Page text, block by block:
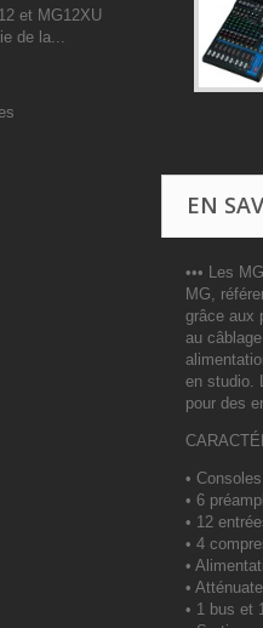
et MG12XU
de la...
EN
••• Les
MG,
grâce aux
au
en studio.
pour des
•
• 6
• 12
• 4
•
•
• 1 bus et